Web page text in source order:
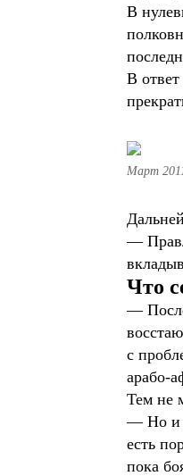
В
В
Март
—
Что
—
с
арабо-
Тем не
— Но и
есть
пока